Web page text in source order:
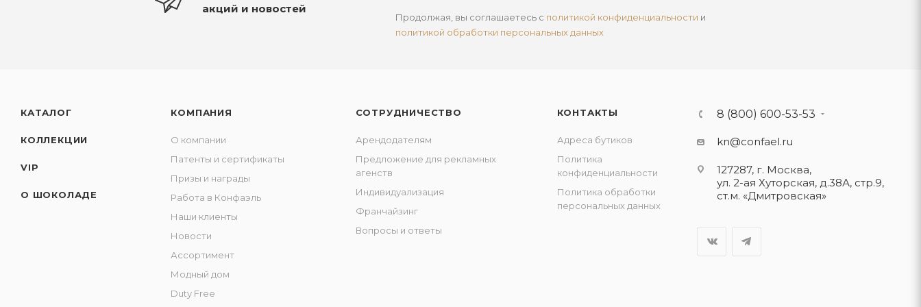
акций и новостей
Продолжая, вы соглашаетесь с политикой конфиденциальности и
политикой обработки персональных данных
КАТАЛОГ
КОЛЛЕКЦИИ
VIP
О ШОКОЛАДЕ
КОМПАНИЯ
О компании
Патенты и сертификаты
Призы и награды
Работа в Конфаэль
Наши клиенты
Новости
Ассортимент
Модный дом
Duty Free
СОТРУДНИЧЕСТВО
Арендодателям
Предложение для рекламных
агенств
Индивидуализация
Франчайзинг
Вопросы и ответы
КОНТАКТЫ
Адреса бутиков
Политика
конфиденциальности
Политика обработки
персональных данных
8 (800) 600-53-53
kn@confael.ru
127287, г. Москва,
ул. 2-ая Хуторская, д.38А, стр.9,
ст.м. «Дмитровская»